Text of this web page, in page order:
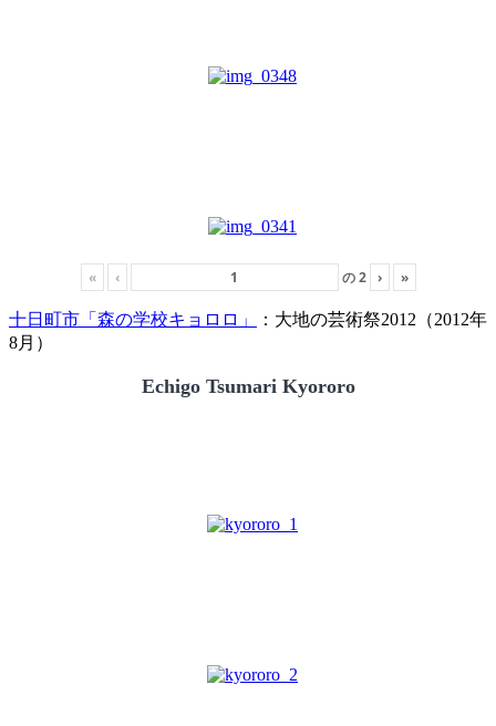
« ‹ の2 › »
十日町市「森の学校キョロロ」
：大地の芸術祭2012（2012年
8月）
Echigo Tsumari Kyororo